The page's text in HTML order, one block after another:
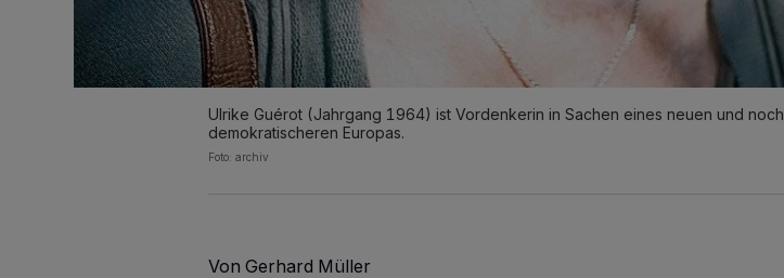
Ulrike Guérot (Jahrgang 1964) ist Vordenkerin in Sachen eines neuen und noch
demokratischeren Europas.
Foto: archiv
Von Gerhard Müller